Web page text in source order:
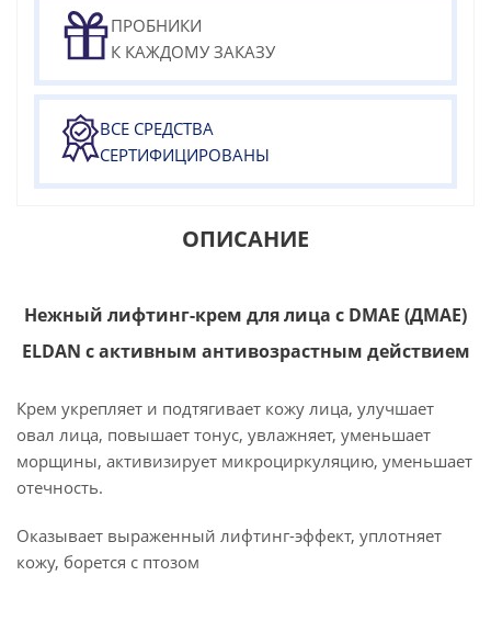
ПРОБНИКИ
К КАЖДОМУ ЗАКАЗУ
ВСЕ СРЕДСТВА
СЕРТИФИЦИРОВАНЫ
ОПИСАНИЕ
Нежный лифтинг-крем для лица с DMAE (ДМАЕ)
ELDAN с активным антивозрастным действием
Крем укрепляет и подтягивает кожу лица, улучшает
овал лица, повышает тонус, увлажняет, уменьшает
морщины, активизирует микроциркуляцию, уменьшает
отечность.
Оказывает выраженный лифтинг-эффект, уплотняет
кожу, борется с птозом